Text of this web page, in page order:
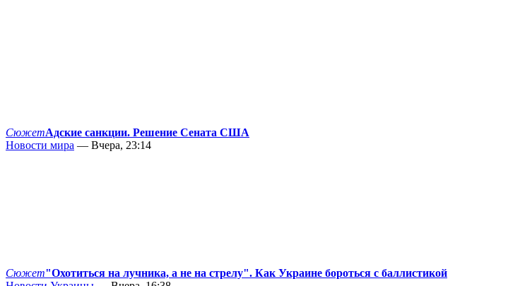
СюжетАдские санкции. Решение Сената США
Новости мира — Вчера, 23:14
Сюжет"Охотиться на лучника, а не на стрелу". Как Украине бороться с баллистикой